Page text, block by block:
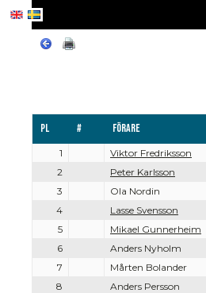
Pl # Förare
1 Viktor Fredriksson
2
Peter Karlsson
3
Ola Nordin
4
Lasse Svensson
5
Mikael Gunnerheim
6
Anders Nyholm
7
Mårten Bolander
8
Anders Persson